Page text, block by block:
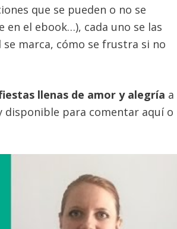
que se pueden o no se
en el ebook…), cada uno se las
marca, cómo se frustra si no
llenas de amor y alegría a
disponible para comentar aquí o